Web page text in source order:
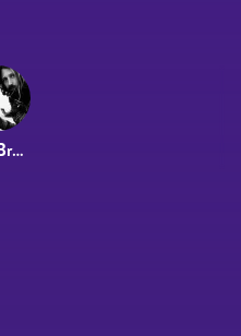
Bea Bravioli